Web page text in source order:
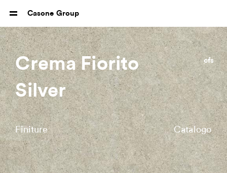
Casone Group
Crema Fiorito
Silver
Finiture Catalogo
cfs